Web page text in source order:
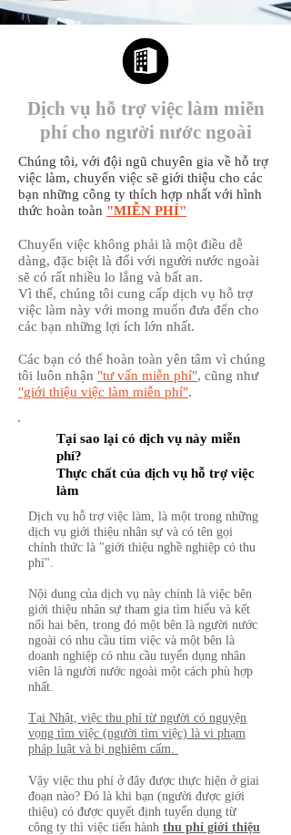
Dịch vụ hỗ trợ việc làm miễn
phí cho người nước ngoài
Chúng tôi, với đội ngũ chuyên gia về hỗ trợ
việc làm, chuyển việc sẽ giới thiệu cho các
bạn những công ty thích hợp nhất với hình
thức hoàn toàn "MIỄN PHÍ"
Chuyển việc không phải là một điều dễ
dàng, đặc biệt là đối với người nước ngoài
sẽ có rất nhiều lo lắng và bất an.
Vì thế, chúng tôi cung cấp dịch vụ hỗ trợ
việc làm này với mong muốn đưa đến cho
các bạn những lợi ích lớn nhất.
Các bạn có thể hoàn toàn yên tâm vì chúng
tôi luôn nhận "tư vấn miễn phí", cũng như
"giới thiệu việc làm miễn phí".
Tại sao lại có dịch vụ này miễn
phí?
Thực chất của dịch vụ hỗ trợ việc
làm
Dịch vụ hỗ trợ việc làm, là một trong những
dịch vụ giới thiệu nhân sự và có tên gọi
chính thức là "giới thiệu nghề nghiệp có thu
phí".
Nội dung của dịch vụ này chính là việc bên
giới thiệu nhân sự tham gia tìm hiểu và kết
nối hai bên, trong đó một bên là người nước
ngoài có nhu cầu tìm việc và một bên là
doanh nghiệp có nhu cầu tuyển dụng nhân
viên là người nước ngoài một cách phù hợp
nhất.
Tại Nhật, việc thu phí từ người có nguyện
vọng tìm việc (người tìm việc) là vi phạm
pháp luật và bị nghiêm cấm.
Vậy việc thu phí ở đây được thực hiện ở giai
đoạn nào? Đó là khi bạn (người được giới
thiệu) có được quyết định tuyển dụng từ
công ty thì việc tiến hành thu phí giới thiệu